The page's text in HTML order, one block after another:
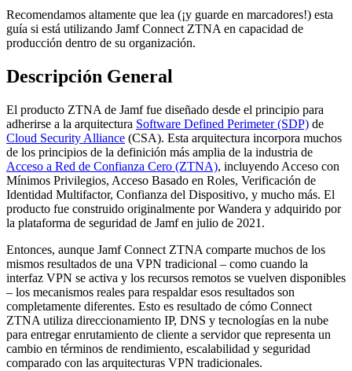
Recomendamos altamente que lea (¡y guarde en marcadores!) esta
guía si está utilizando Jamf Connect ZTNA en capacidad de
producción dentro de su organización.
Descripción General
El producto ZTNA de Jamf fue diseñado desde el principio para
adherirse a la arquitectura Software Defined Perimeter (SDP) de
Cloud Security Alliance (CSA). Esta arquitectura incorpora muchos
de los principios de la definición más amplia de la industria de
Acceso a Red de Confianza Cero (ZTNA), incluyendo Acceso con
Mínimos Privilegios, Acceso Basado en Roles, Verificación de
Identidad Multifactor, Confianza del Dispositivo, y mucho más. El
producto fue construido originalmente por Wandera y adquirido por
la plataforma de seguridad de Jamf en julio de 2021.
Entonces, aunque Jamf Connect ZTNA comparte muchos de los
mismos resultados de una VPN tradicional – como cuando la
interfaz VPN se activa y los recursos remotos se vuelven disponibles
– los mecanismos reales para respaldar esos resultados son
completamente diferentes. Esto es resultado de cómo Connect
ZTNA utiliza direccionamiento IP, DNS y tecnologías en la nube
para entregar enrutamiento de cliente a servidor que representa un
cambio en términos de rendimiento, escalabilidad y seguridad
comparado con las arquitecturas VPN tradicionales.